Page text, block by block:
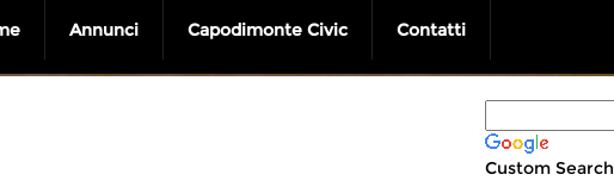
Annunci Capodimonte Civic Contatti
Custom Search